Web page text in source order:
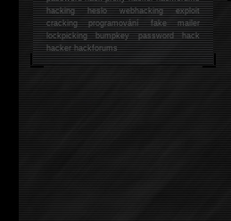
hacking heslo webhacking exploit
cracking programování fake mailer
lockpicking bumpkey password hack
hackerhackforums